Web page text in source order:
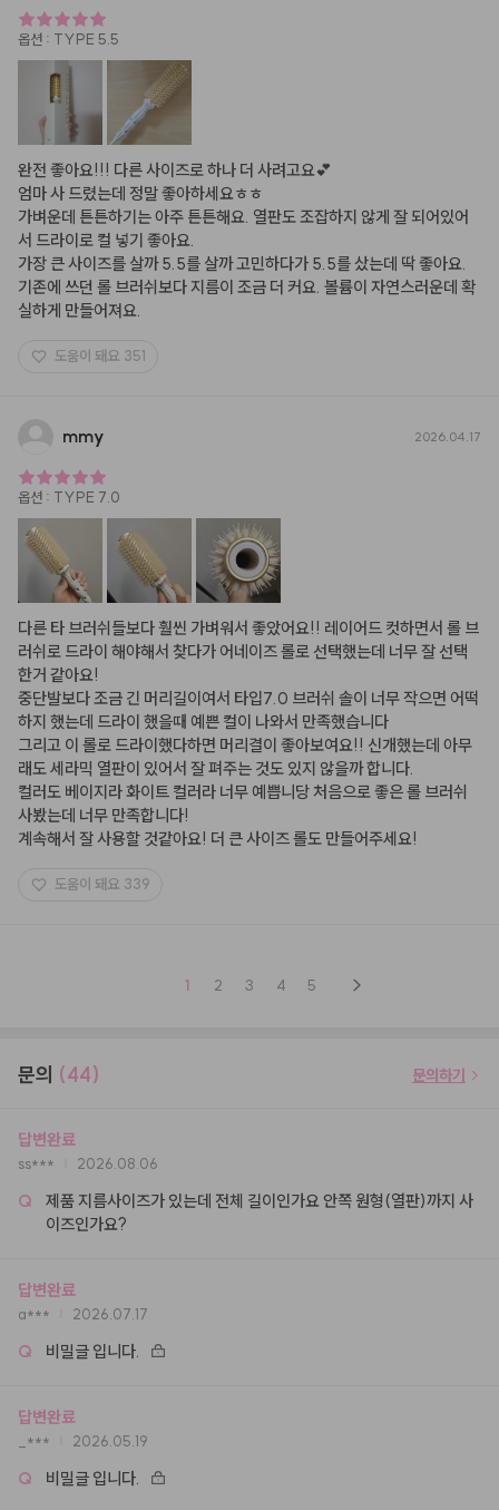
옵션 : TYPE 5.5
완전 좋아요!!! 다른 사이즈로 하나 더 사려고요💕
엄마 사 드렸는데 정말 좋아하세요ㅎㅎ
가벼운데 튼튼하기는 아주 튼튼해요. 열판도 조잡하지 않게 잘 되어있어
서 드라이로 컬 넣기 좋아요.
가장 큰 사이즈를 살까 5.5를 살까 고민하다가 5.5를 샀는데 딱 좋아요.
기존에 쓰던 롤 브러쉬보다 지름이 조금 더 커요. 볼륨이 자연스러운데 확
실하게 만들어져요.
도움이 돼요 351
mmy 2026.04.17
옵션 : TYPE 7.0
다른 타 브러쉬들보다 훨씬 가벼워서 좋았어요!! 레이어드 컷하면서 롤 브
러쉬로 드라이 해야해서 찾다가 어네이즈 롤로 선택했는데 너무 잘 선택
한거 같아요!
중단발보다 조금 긴 머리길이여서 타입7.0 브러쉬 솔이 너무 작으면 어떡
하지 했는데 드라이 했을때 예쁜 컬이 나와서 만족했습니다
그리고 이 롤로 드라이했다하면 머리결이 좋아보여요!! 신개했는데 아무
래도 세라믹 열판이 있어서 잘 펴주는 것도 있지 않을까 합니다.
컬러도 베이지라 화이트 컬러라 너무 예쁩니당 처음으로 좋은 롤 브러쉬
사봤는데 너무 만족합니다!
계속해서 잘 사용할 것같아요! 더 큰 사이즈 롤도 만들어주세요!
도움이 돼요 339
1 2 3 4 5
문의 (44) 문의하기
답변완료
ss*** 2026.08.06
Q
제품 지름사이즈가 있는데 전체 길이인가요 안쪽 원형(열판)까지 사
이즈인가요?
답변완료
a*** 2026.07.17
Q 비밀글 입니다.
답변완료
_*** 2026.05.19
Q 비밀글 입니다.